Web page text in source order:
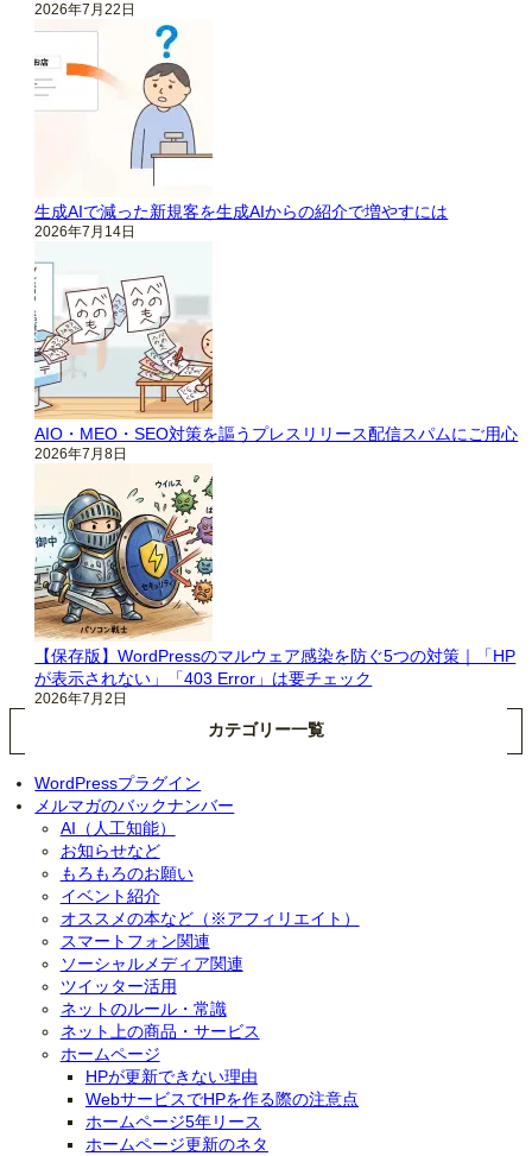
2026年7月22日
生成AIで減った新規客を生成AIからの紹介で増やすには
2026年7月14日
AIO・MEO・SEO対策を謳うプレスリリース配信スパムにご用心
2026年7月8日
【保存版】WordPressのマルウェア感染を防ぐ5つの対策｜「HP
が表示されない」「403 Error」は要チェック
2026年7月2日
カテゴリー一覧
WordPressプラグイン
メルマガのバックナンバー
AI（人工知能）
お知らせなど
もろもろのお願い
イベント紹介
オススメの本など（※アフィリエイト）
スマートフォン関連
ソーシャルメディア関連
ツイッター活用
ネットのルール・常識
ネット上の商品・サービス
ホームページ
HPが更新できない理由
WebサービスでHPを作る際の注意点
ホームページ5年リース
ホームページ更新のネタ